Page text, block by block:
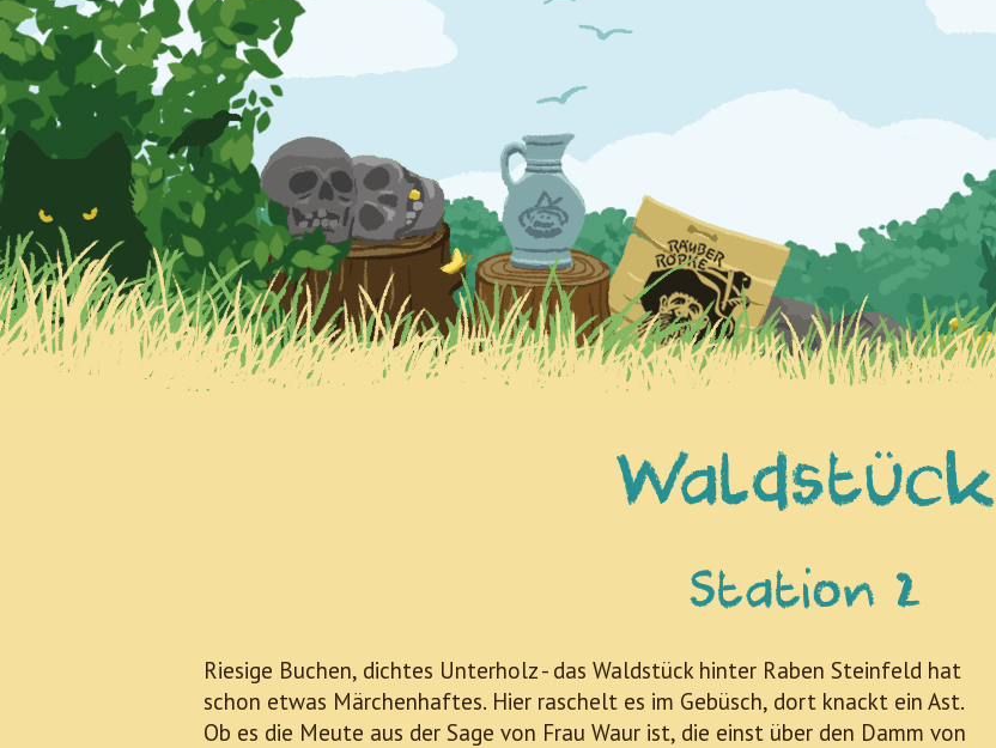
Waldstück
Station 2
Riesige Buchen, dichtes Unterholz - das Waldstück hinter Raben Steinfeld hat
schon etwas Märchenhaftes. Hier raschelt es im Gebüsch, dort knackt ein Ast.
Ob es die Meute aus der Sage von Frau Waur ist, die einst über den Damm von